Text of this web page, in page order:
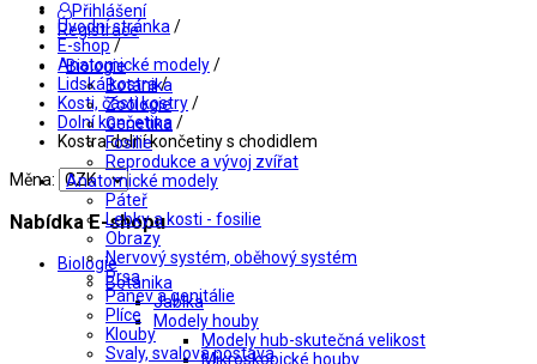
Přihlášení
Registrace
Biologie
Botanika
Zoologie
Genetika
Fosilie
Reprodukce a vývoj zvířat
Anatomické modely
Páteř
Lebky a kosti - fosilie
Obrazy
Nervový systém, oběhový systém
Prsa
Pánev a genitálie
Plíce
Klouby
Svaly, svalová postava
Úvodní stránka /
E-shop /
Anatomické modely/
Lidská kostra/
Kosti, části kostry/
Dolní končetina /
Kostra dolní končetiny s chodidlem
Měna:
Nabídka E-shopu
Biologie
Botanika
Jablka
Modely houby
Modely hub-skutečná velikost
Mikroskopické houby